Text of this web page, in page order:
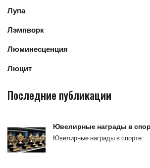
Лупа
Лэмпворк
Люминесценция
Люцит
Последние публикации
Ювелирные награды в
Ювелирные награды в спорте